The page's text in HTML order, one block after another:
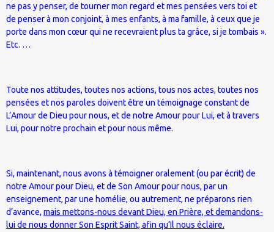
ne pas y penser, de tourner mon regard et mes pensées vers toi et
de penser à mon conjoint, à mes enfants, à ma famille, à ceux que je
porte dans mon cœur qui ne recevraient plus ta grâce, si je tombais ».
Etc. …
Toute nos attitudes, toutes nos actions, tous nos actes, toutes nos
pensées et nos paroles doivent être un témoignage constant de
L’Amour de Dieu pour nous, et de notre Amour pour Lui, et à travers
Lui, pour notre prochain et pour nous même.
Si, maintenant, nous avons à témoigner oralement (ou par écrit) de
notre Amour pour Dieu, et de Son Amour pour nous, par un
enseignement, par une homélie, ou autrement, ne préparons rien
d’avance, mais mettons-nous devant Dieu, en Prière, et demandons-
lui de nous donner Son Esprit Saint, afin qu’Il nous éclaire.